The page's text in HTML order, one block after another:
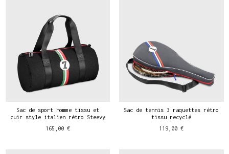
Sac de sport homme tissu et
cuir style italien rétro Steevy
165,00 €
Sac de tennis 3 raquettes rétro
tissu recyclé
119,00 €